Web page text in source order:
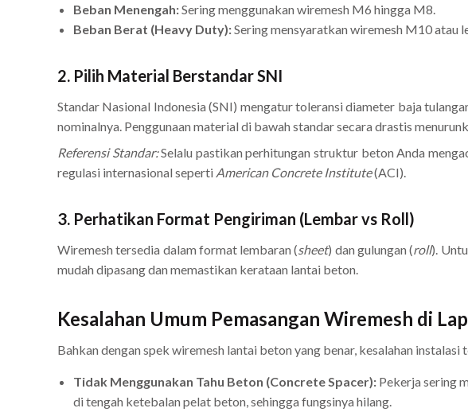
Beban Menengah:Sering menggunakan wiremesh M6 hingga M8.
Beban Berat (Heavy Duty):Sering mensyaratkan wiremesh M10 atau
2. Pilih Material Berstandar SNI
Standar Nasional Indonesia (SNI) mengatur toleransi diameter baja
nominalnya. Penggunaan material di bawah standar secara drastis
Referensi Standar:Selalu pastikan perhitungan struktur beton Anda
regulasi internasional seperti American Concrete Institute(ACI).
3. Perhatikan Format Pengiriman (Lembar vs Roll)
Wiremesh tersedia dalam format lembaran (sheet) dan gulungan (roll).
mudah dipasang dan memastikan kerataan lantai beton.
Kesalahan Umum Pemasangan Wiremesh di
Bahkan dengan spek wiremesh lantai beton yang benar, kesalahan
Tidak Menggunakan Tahu Beton (Concrete Spacer): Pekerja sering
di tengah ketebalan pelat beton, sehingga fungsinya hilang.